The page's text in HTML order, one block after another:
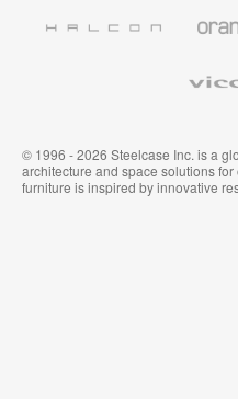
© 1996 - 2026 Steelcase Inc. is a
architecture and space solutions
furniture is inspired by innovative